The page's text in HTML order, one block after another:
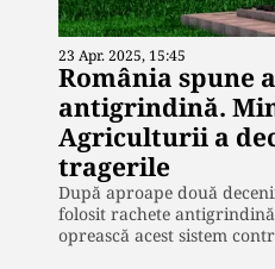
23 Apr. 2025, 15:45
România spune
antigrindină.
Agriculturii a
tragerile
După aproape două
folosit rachete
oprească acest sistem